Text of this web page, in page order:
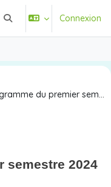
Activer/désactiver la
Connexion
Le programme du premier semestre 2024 est en ligne !
semestre 2024